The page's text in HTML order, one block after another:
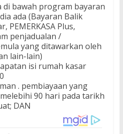
di bawah program bayaran
ada (Bayaran Balik
PEMERKASA Plus,
penjadualan /
yang ditawarkan oleh
lain-lain)
isi rumah kasar
. pembiayaan yang
90 hari pada tarikh
DAN